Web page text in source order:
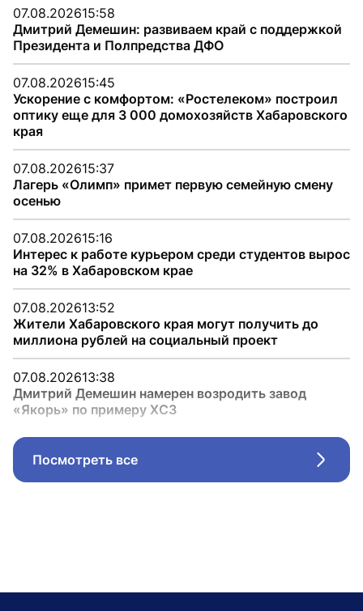
07.08.202615:58
Дмитрий Демешин: развиваем край с поддержкой
Президента и Полпредства ДФО
07.08.202615:45
Ускорение с комфортом: «Ростелеком» построил
оптику еще для 3 000 домохозяйств Хабаровского
края
07.08.202615:37
Лагерь «Олимп» примет первую семейную смену
осенью
07.08.202615:16
Интерес к работе курьером среди студентов вырос
на 32% в Хабаровском крае
07.08.202613:52
Жители Хабаровского края могут получить до
миллиона рублей на социальный проект
07.08.202613:38
Дмитрий Демешин намерен возродить завод
«Якорь» по примеру ХСЗ
Посмотреть все